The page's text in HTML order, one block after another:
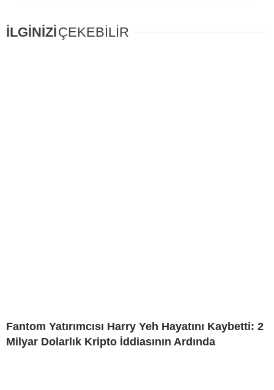
İLGİNİZİÇEKEBİLİR
Fantom Yatırımcısı Harry Yeh Hayatını Kaybetti: 2
Milyar Dolarlık Kripto İddiasının Ardında